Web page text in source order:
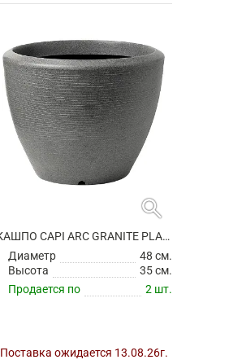
search
КАШПО CAPI ARC GRANITE PLANTER BALL ANTHRACITE
Диаметр
48 см.
Высота
35 см.
Продается по
2 шт.
Поставка ожидается 13.08.26г.